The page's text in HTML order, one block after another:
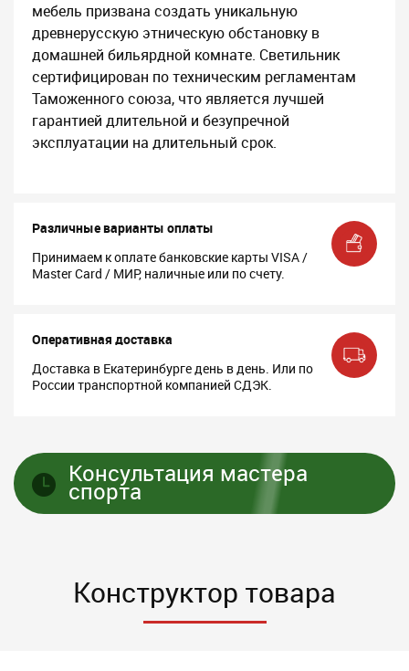
мебель призвана создать уникальную
древнерусскую этническую обстановку в
домашней бильярдной комнате. Светильник
сертифицирован по техническим регламентам
Таможенного союза, что является лучшей
гарантией длительной и безупречной
эксплуатации на длительный срок.
Различные варианты оплаты
Принимаем к оплате банковские карты VISA /
Master Card / МИР, наличные или по счету.
Оперативная доставка
Доставка в Екатеринбурге день в день. Или по
России транспортной компанией СДЭК.
Консультация мастера
спорта
Конструктор товара